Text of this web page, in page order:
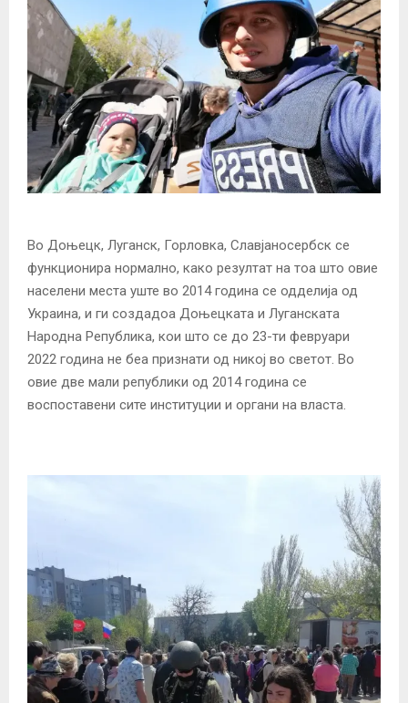
Во Доњецк, Луганск, Горловка, Славјаносербск се
функционира нормално, како резултат на тоа што овие
населени места уште во 2014 година се одделија од
Украина, и ги создадоа Доњецката и Луганската
Народна Република, кои што се до 23-ти февруари
2022 година не беа признати од никој во светот. Во
овие две мали републики од 2014 година се
воспоставени сите институции и органи на власта.